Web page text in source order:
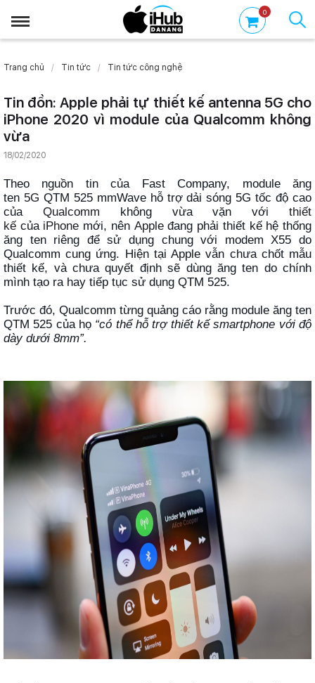
0
Trang chủ Tin tức Tin tức công nghệ
Tin đồn: Apple phải tự thiết kế antenna 5G cho
iPhone 2020 vì module của Qualcomm không
vừa
18/02/2020
Theo nguồn tin của Fast Company, module ăng
ten 5G QTM 525 mmWave hỗ trợ dải sóng 5G tốc độ cao
của Qualcomm không vừa vặn vớithiết
kế của iPhone mới, nên Appleđang phải thiết kế hệ thống
ăng ten riêng để sử dụng chung với modem X55 do
Qualcomm cung ứng. Hiện tại Apple vẫn chưa chốt mẫu
thiết kế, và chưa quyết định sẽ dùng ăng ten do chính
mình tạo ra hay tiếp tục sử dụng QTM 525.
Trước đó, Qualcomm từng quảng cáo rằng module ăng ten
QTM 525 của họ “có thể hỗ trợ thiết kế smartphone với độ
dày dưới 8mm”.